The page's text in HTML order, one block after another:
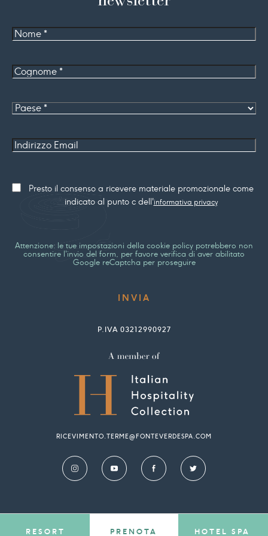
RESORT PRENOTA HOTEL SPA
Nome
Cognome
Paese
Indirizzo
Consenso
marketingPresto il consenso a ricevere materiale promozionale come
indicato al punto c dell'informativa privacy
Attenzione: le tue impostazioni della cookie policy potrebbero non
consentire l'invio del form, per favore verifica di aver abilitato
Google reCaptcha per proseguire
P.IVA 03212990927
RICEVIMENTO.TERME@FONTEVERDESPA.COM